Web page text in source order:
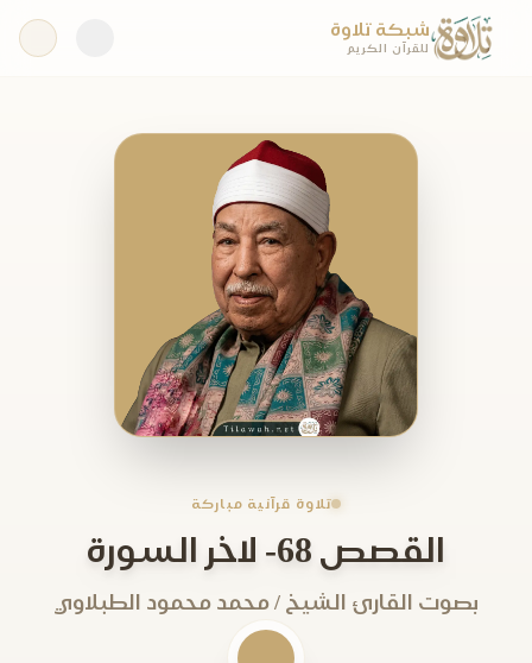
شبكة تلاوة
للقرآن الكريم
تلاوة قرآنية مباركة
القصص 68- لاخر السورة
بصوت القارئ الشيخ / محمد محمود الطبلاوي